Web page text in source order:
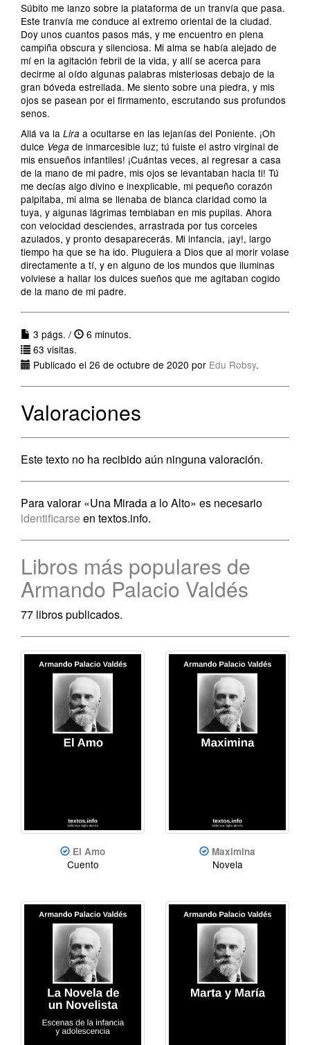
Súbito me lanzo sobre la plataforma de un tranvía que pasa.
Este tranvía me conduce al extremo oriental de la ciudad.
Doy unos cuantos pasos más, y me encuentro en plena
campiña obscura y silenciosa. Mi alma se había alejado de
mí en la agitación febril de la vida, y allí se acerca para
decirme al oído algunas palabras misteriosas debajo de la
gran bóveda estrellada. Me siento sobre una piedra, y mis
ojos se pasean por el firmamento, escrutando sus profundos
senos.
Allá va la Lira a ocultarse en las lejanías del Poniente. ¡Oh
dulce Vega de inmarcesible luz; tú fuiste el astro virginal de
mis ensueños infantiles! ¡Cuántas veces, al regresar a casa
de la mano de mi padre, mis ojos se levantaban hacia ti! Tú
me decías algo divino e inexplicable, mi pequeño corazón
palpitaba, mi alma se llenaba de blanca claridad como la
tuya, y algunas lágrimas temblaban en mis pupilas. Ahora
con velocidad desciendes, arrastrada por tus corceles
azulados, y pronto desaparecerás. Mi infancia, ¡ay!, largo
tiempo ha que se ha ido. Pluguiera a Dios que al morir volase
directamente a tí, y en alguno de los mundos que iluminas
volviese a hallar los dulces sueños que me agitaban cogido
de la mano de mi padre.
3 págs. /
6 minutos.
63 visitas.
Publicado el 26 de octubre de 2020 por Edu Robsy.
Valoraciones
Este texto no ha recibido aún ninguna valoración.
Para valorar «Una Mirada a lo Alto» es necesario
identificarse en textos.info.
Libros más populares de
Armando Palacio Valdés
77 libros publicados.
El Amo
Cuento
Maximina
Novela